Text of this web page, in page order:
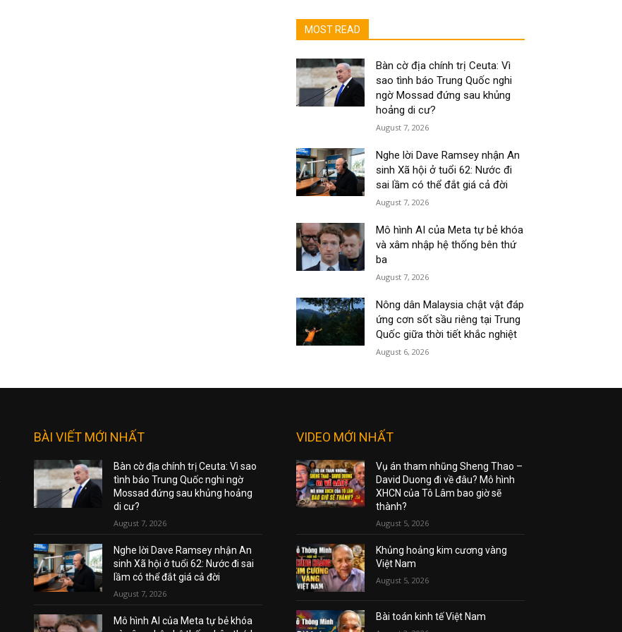
MOST READ
Bàn cờ địa chính trị Ceuta: Vì
sao tình báo Trung Quốc nghi
ngờ Mossad đứng sau khủng
hoảng di cư?
August 7, 2026
Nghe lời Dave Ramsey nhận An
sinh Xã hội ở tuổi 62: Nước đi
sai lầm có thể đắt giá cả đời
August 7, 2026
Mô hình AI của Meta tự bẻ khóa
và xâm nhập hệ thống bên thứ
ba
August 7, 2026
Nông dân Malaysia chật vật đáp
ứng cơn sốt sầu riêng tại Trung
Quốc giữa thời tiết khắc nghiệt
August 6, 2026
BÀI VIẾT MỚI NHẤT
Bàn cờ địa chính trị Ceuta: Vì sao
tình báo Trung Quốc nghi ngờ
Mossad đứng sau khủng hoảng
di cư?
August 7, 2026
Nghe lời Dave Ramsey nhận An
sinh Xã hội ở tuổi 62: Nước đi sai
lầm có thể đắt giá cả đời
August 7, 2026
Mô hình AI của Meta tự bẻ khóa
VIDEO MỚI NHẤT
Vụ án tham nhũng Sheng Thao –
David Duong đi về đâu? Mô hình
XHCN của Tô Lâm bao giờ sẽ
thành?
August 5, 2026
Khủng hoảng kim cương vàng
Việt Nam
August 5, 2026
Bài toán kinh tế Việt Nam